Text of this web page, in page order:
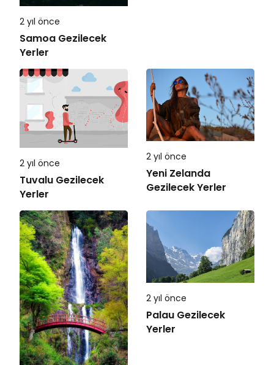
2 yıl önce
Samoa Gezilecek
Yerler
2 yıl önce
Tuvalu Gezilecek
Yerler
2 yıl önce
Yeni Zelanda
Gezilecek Yerler
2 yıl önce
Palau Gezilecek
Yerler